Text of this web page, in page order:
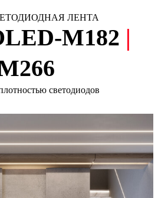
ЛЕНТА
М182 |
светодиодов